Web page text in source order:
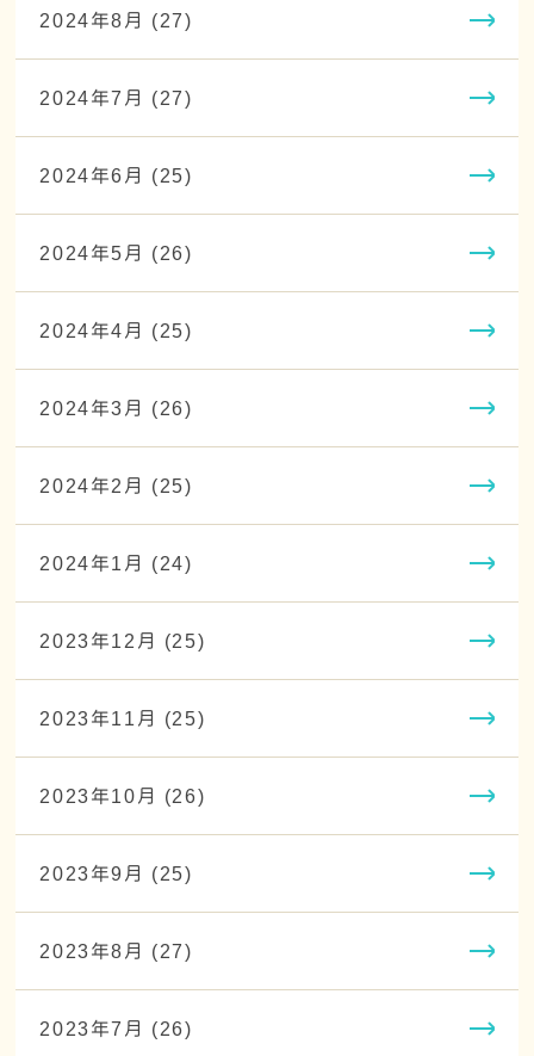
2024年8月 (27)
2024年7月 (27)
2024年6月 (25)
2024年5月 (26)
2024年4月 (25)
2024年3月 (26)
2024年2月 (25)
2024年1月 (24)
2023年12月 (25)
2023年11月 (25)
2023年10月 (26)
2023年9月 (25)
2023年8月 (27)
2023年7月 (26)